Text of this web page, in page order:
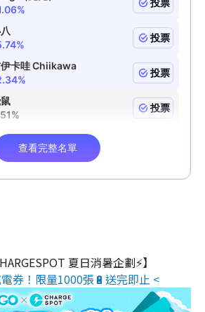
夏日消暑企劃⚡】
券！限量1000張🔋送完即止 <